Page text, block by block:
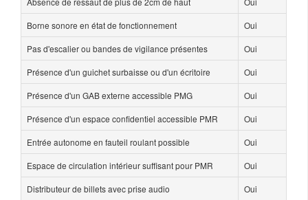
Borne sonore en état de fonctionnement
Oui
Pas d'escalier ou bandes de vigilance présentes
Oui
Présence d'un guichet surbaisse ou d'un écritoire
Oui
Présence d'un GAB externe accessible PMG
Oui
Présence d'un espace confidentiel accessible PMR
Oui
Entrée autonome en fauteil roulant possible
Oui
Espace de circulation intérieur suffisant pour PMR
Oui
Distributeur de billets avec prise audio
Oui